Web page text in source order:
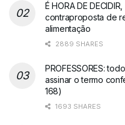
É HORA DE
contraproposta de
alimentação
2889 SHARES
PROFESSORES:
assinar o termo
168)
1693 SHARES